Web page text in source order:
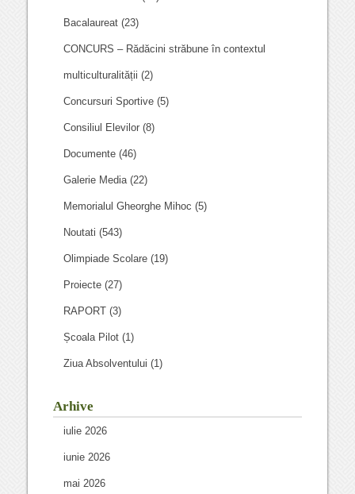
Bacalaureat (23)
CONCURS – Rădăcini străbune în contextul
multiculturalității (2)
Concursuri Sportive (5)
Consiliul Elevilor (8)
Documente (46)
Galerie Media(22)
Memorialul Gheorghe Mihoc (5)
Noutati (543)
Olimpiade Scolare (19)
Proiecte (27)
RAPORT (3)
Școala Pilot (1)
Ziua Absolventului (1)
Arhive
iulie 2026
iunie 2026
mai 2026